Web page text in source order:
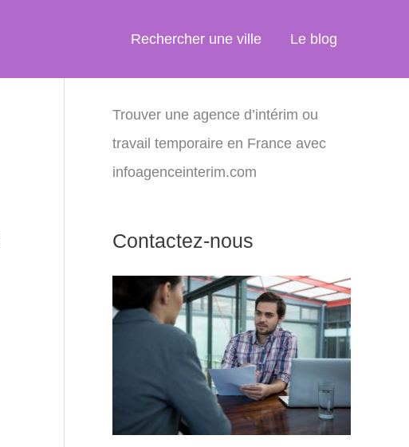
Rechercher une ville Le blog
Trouver une agence d’intérim ou
travail temporaire en France avec
infoagenceinterim.com
Contactez-nous